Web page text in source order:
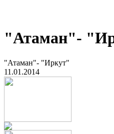
"Атаман"-
"Атаман"- "Иркут"
11.01.2014